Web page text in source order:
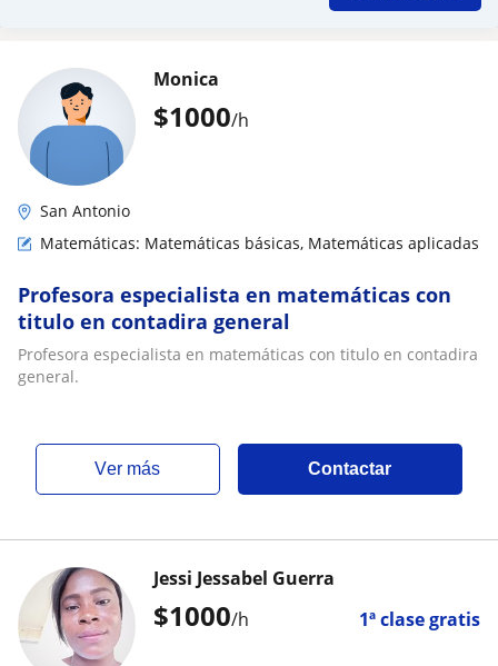
$1000/h
Monica
San Antonio
Matemáticas: Matemáticas básicas, Matemáticas aplicadas
Profesora especialista en matemáticas con
titulo en contadira general
Profesora especialista en matemáticas con titulo en contadira
general.
ver más Contactar
$1000/h 1ª clase gratis
Jessi Jessabel Guerra